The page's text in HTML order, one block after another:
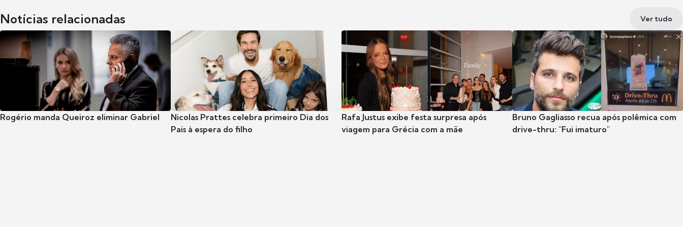
Notícias relacionadas Ver tudo
Rogério manda Queiroz eliminar Gabriel
Nicolas Prattes celebra primeiro Dia dos
Pais à espera do filho
Rafa Justus exibe festa surpresa após
viagem para Grécia com a mãe
Bruno Gagliasso recua após polêmica com
drive-thru: "Fui imaturo"